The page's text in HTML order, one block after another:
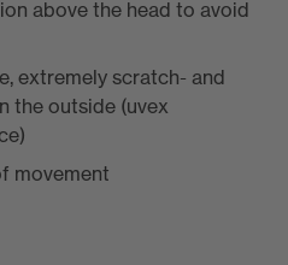
above the head to avoid
extremely scratch- and
the outside (uvex
movement